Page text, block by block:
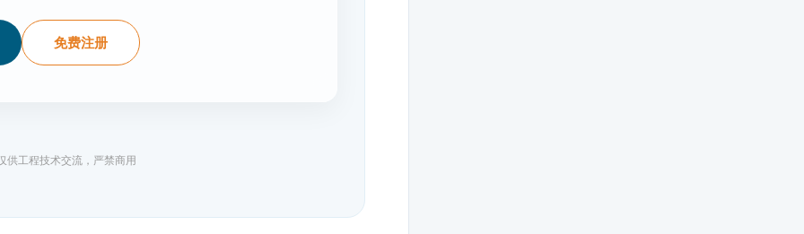
免费注册
供工程技术交流，严禁商用